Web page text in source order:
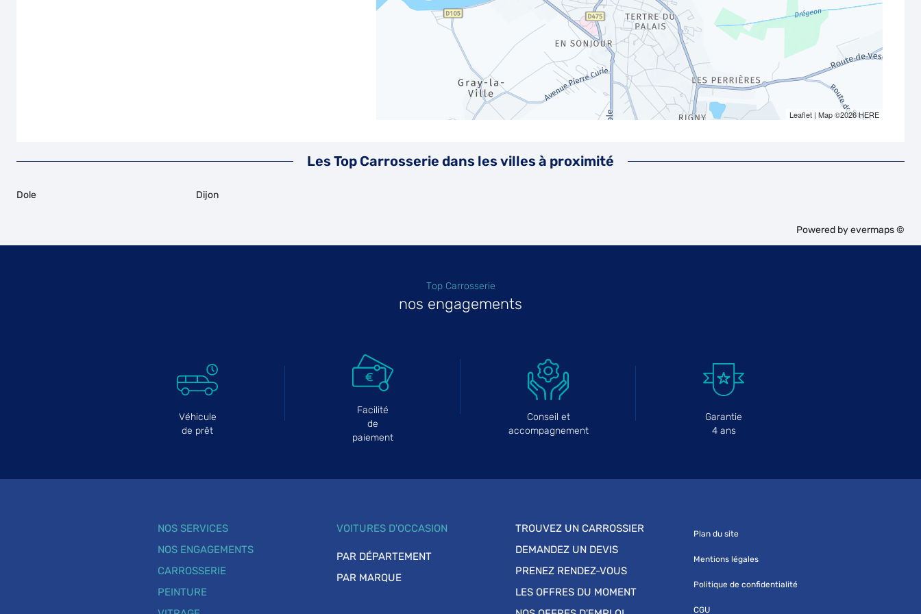
Leaflet| Map ©2026HERE
Les Top Carrosserie dans les villes à proximité
Dole Dijon
Powered byevermaps ©
Top Carrosserie
nos engagements
Véhicule
de prêt
Facilité
de
paiement
Conseil et
accompagnement
Garantie
4 ans
NOS SERVICES
NOS ENGAGEMENTS
CARROSSERIE
PEINTURE
VOITURES D'OCCASION
PAR DÉPARTEMENT
PAR MARQUE
TROUVEZ UN CARROSSIER
DEMANDEZ UN DEVIS
PRENEZ RENDEZ-VOUS
LES OFFRES DU MOMENT
Plan du site
Mentions légales
Politique de confidentialité
CGU